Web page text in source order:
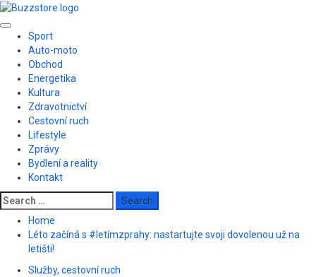
Skip
content
Primary
Menu
Sport
Auto-moto
Obchod
Energetika
Kultura
Zdravotnictví
Cestovní ruch
Lifestyle
Zprávy
Bydlení a reality
Kontakt
Search
for:
Home
Léto začíná s #letímzprahy: nastartujte svoji dovolenou už na
letišti!
Služby, cestovní ruch